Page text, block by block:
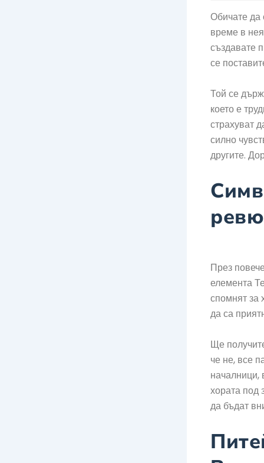
Обичате да
време в
създавате
се
Той се
което е
страхуват
силно
другите.
През
елемента
спомнят за
да са
Ще
че не, все
началници,
хората под
да бъдат